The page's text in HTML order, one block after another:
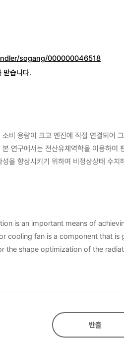
sogang/000000046518
받습니다.
비 용량이 크고 엔진에 직접 연결되
연구에서는 전산유체역학을 이용하
을 향상시키기 위하여 비정상상태 수
모터 사양의 변경에 따라 허브 크기를
is an important means of
that is given great deal of weight on the
the shape optimization of the
about fan performance.
반출